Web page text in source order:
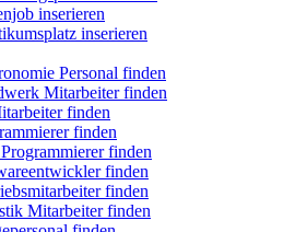
inserieren
inserieren
Personal finden
Mitarbeiter finden
finden
finden
finden
finden
finden
Mitarbeiter finden